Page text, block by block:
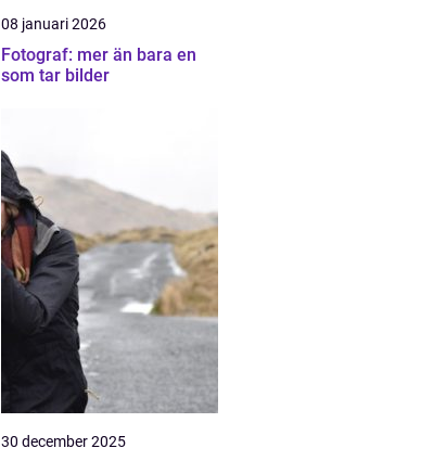
08 januari 2026
Fotograf: mer än bara en
som tar bilder
30 december 2025